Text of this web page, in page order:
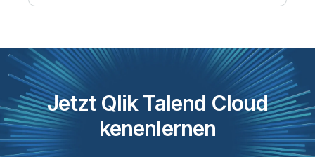
Jetzt Qlik Talend Cloud
kenenlernen